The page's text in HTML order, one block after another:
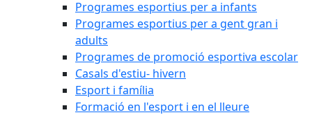
Programes esportius per a infants
Programes esportius per a gent gran i
adults
Programes de promoció esportiva escolar
Casals d'estiu- hivern
Esport i família
Formació en l'esport i en el lleure